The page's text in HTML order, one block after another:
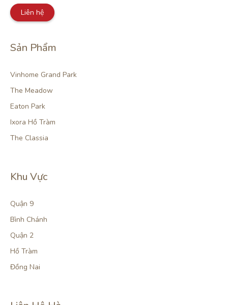
Liên hệ
Sản Phẩm
Vinhome Grand Park
The Meadow
Eaton Park
Ixora Hồ Tràm
The Classia
Khu Vực
Quận 9
Bình Chánh
Quận 2
Hồ Tràm
Đồng Nai